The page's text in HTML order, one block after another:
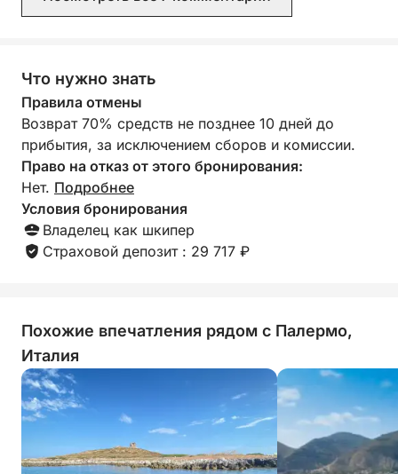
- Портовые сборы
Меня зовут Лучано, и я всегда питал страсть к
морю, а также занимаюсь дайвингом. 40 лет я
работал учителем физкультуры, а теперь, выйдя
на пенсию, хочу посвятить себя своей любви...
морю.
Сицилия, с ее потрясающим морем и
фантастическим климатом, позволяет мне это
сделать. Я с нетерпением жду возможности
Что нужно знать
Правила отмены
Возврат 70% средств не позднее 10 дней до
прибытия, за исключением сборов и комиссии.
Право на отказ от этого бронирования:
Нет. Подробнее
Условия бронирования
Владелец как шкипер
Страховой депозит : 29 717 ₽
Похожие впечатления рядом с Палермо,
Италия